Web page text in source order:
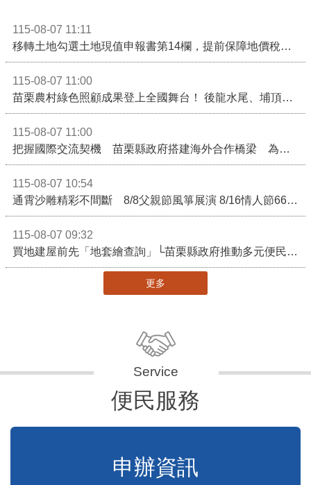
115-08-07 11:11
移轉土地勾選土地現值申報書第14欄，提前保障地價稅節稅權益
115-08-07 11:00
苗栗農村綠色照顧成果登上全國舞台！ 後龍水尾、埔頂社區前進2026高齡健康產業博覽會
115-08-07 11:00
把握國際交流契機 苗栗縣政府搭建海外合作橋梁 為在地產業爭取更多國際市場機會
115-08-07 10:54
通霄沙雕精彩不間斷 8/8父親節風箏展演 8/16情人節66對浪漫挑戰送好禮
115-08-07 09:32
買地建屋前先「地套繪查詢」└苗栗縣政府推動多元便民諮詢服務
更多
便民服務
申辦資訊